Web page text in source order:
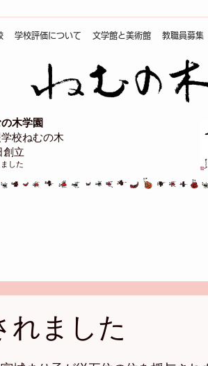
学校評価について 文学館と美術館 教職員募集
木学園
校ねむの木
創立
した
れました